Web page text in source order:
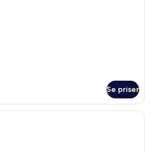
Se priser
Ett modernt hotellrum med en